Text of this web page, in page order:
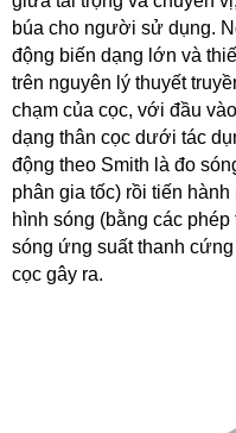
búa cho người sử dụng.
động biến dạng lớn và
trên nguyên lý thuyết
chạm của cọc, với đầu
dạng thân cọc dưới tác
động theo Smith là đo
phân gia tốc) rồi tiến
hình sóng (bằng các
sóng ứng suất thanh
cọc gây ra.